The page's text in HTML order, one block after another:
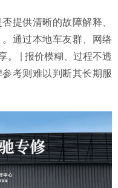
提供清晰的故障解释、
通过本地车友群、网络
。 | 报价模糊、过程不透
考则难以判断其长期服